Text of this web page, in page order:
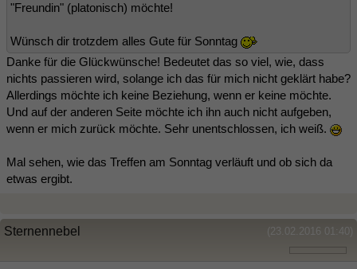
"Freundin" (platonisch) möchte!
Wünsch dir trotzdem alles Gute für Sonntag
Danke für die Glückwünsche! Bedeutet das so viel, wie, dass
nichts passieren wird, solange ich das für mich nicht geklärt habe?
Allerdings möchte ich keine Beziehung, wenn er keine möchte.
Und auf der anderen Seite möchte ich ihn auch nicht aufgeben,
wenn er mich zurück möchte. Sehr unentschlossen, ich weiß.
Mal sehen, wie das Treffen am Sonntag verläuft und ob sich da
etwas ergibt.
(23.02.2016 01:40)
Sternennebel